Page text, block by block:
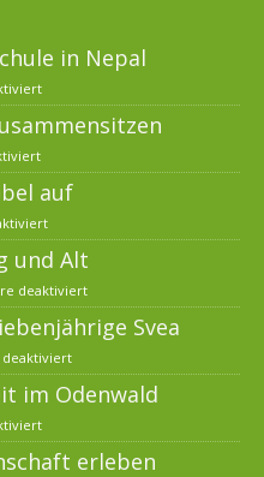
in Nepal
auf
und Alt
deaktiviert
Svea
im Odenwald
erleben